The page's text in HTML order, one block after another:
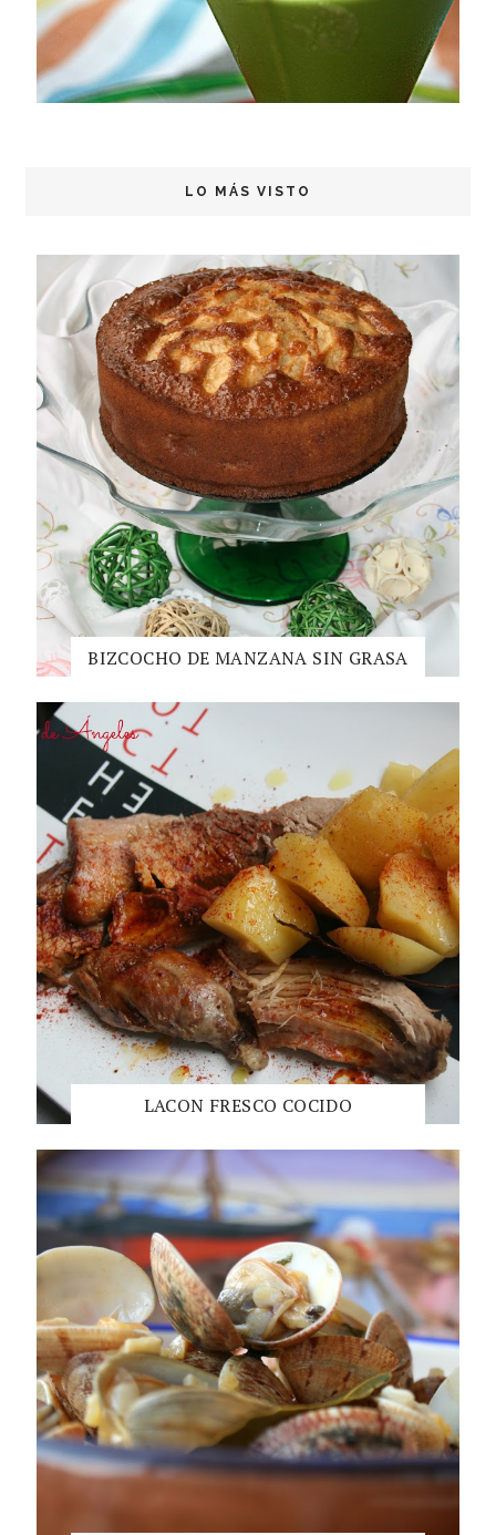
LO MÁS VISTO
BIZCOCHO DE MANZANA SIN GRASA
LACON FRESCO COCIDO